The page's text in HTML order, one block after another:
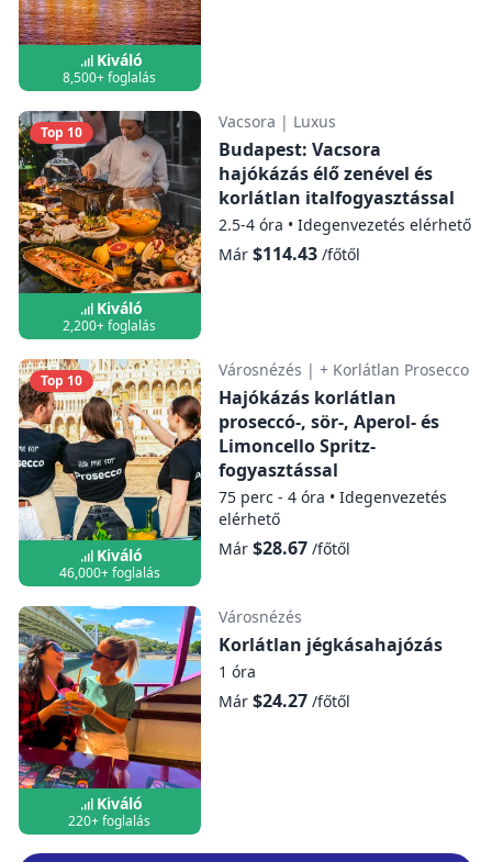
Kiváló
8,500+ foglalás
Top 10
Kiváló
2,200+ foglalás
Vacsora | Luxus
Budapest: Vacsora
hajókázás élő zenével és
korlátlan italfogyasztással
2.5-4 óra • Idegenvezetés elérhető
Már $114.43/főtől
Top 10
Kiváló
46,000+ foglalás
Városnézés | + Korlátlan Prosecco
Hajókázás korlátlan
proseccó-, sör-, Aperol- és
Limoncello Spritz-
fogyasztással
75 perc - 4 óra • Idegenvezetés
elérhető
Már $28.67/főtől
Kiváló
220+ foglalás
Városnézés
Korlátlan jégkásahajózás
1 óra
Már $24.27/főtől